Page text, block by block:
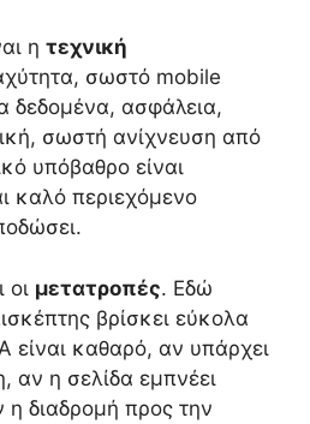
η τεχνική
σωστό mobile
δεδομένα, ασφάλεια,
σωστή ανίχνευση από
υπόβαθρο είναι
καλό περιεχόμενο
οι μετατροπές. Εδώ
βρίσκει εύκολα
είναι καθαρό, αν υπάρχει
αν η σελίδα εμπνέει
η διαδρομή προς την